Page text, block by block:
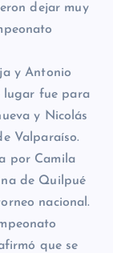
dejar muy
y Antonio
lugar fue para
y Nicolás
Valparaíso.
por Camila
de Quilpué
nacional.
que se